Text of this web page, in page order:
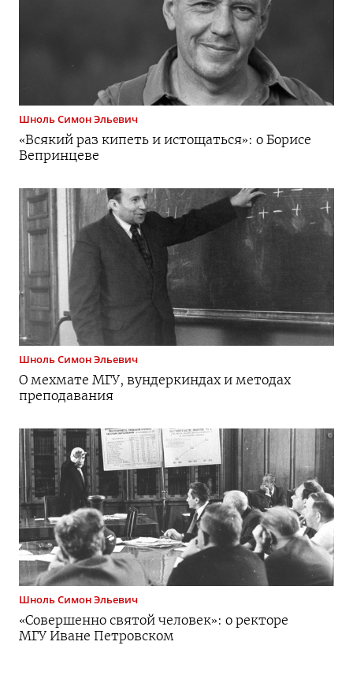
ШнольСимон Эльевич
«Всякий раз кипеть и истощаться»: о Борисе
Вепринцеве
ШнольСимон Эльевич
О мехмате МГУ, вундеркиндах и методах
преподавания
ШнольСимон Эльевич
«Совершенно святой человек»: о ректоре
МГУ Иване Петровском